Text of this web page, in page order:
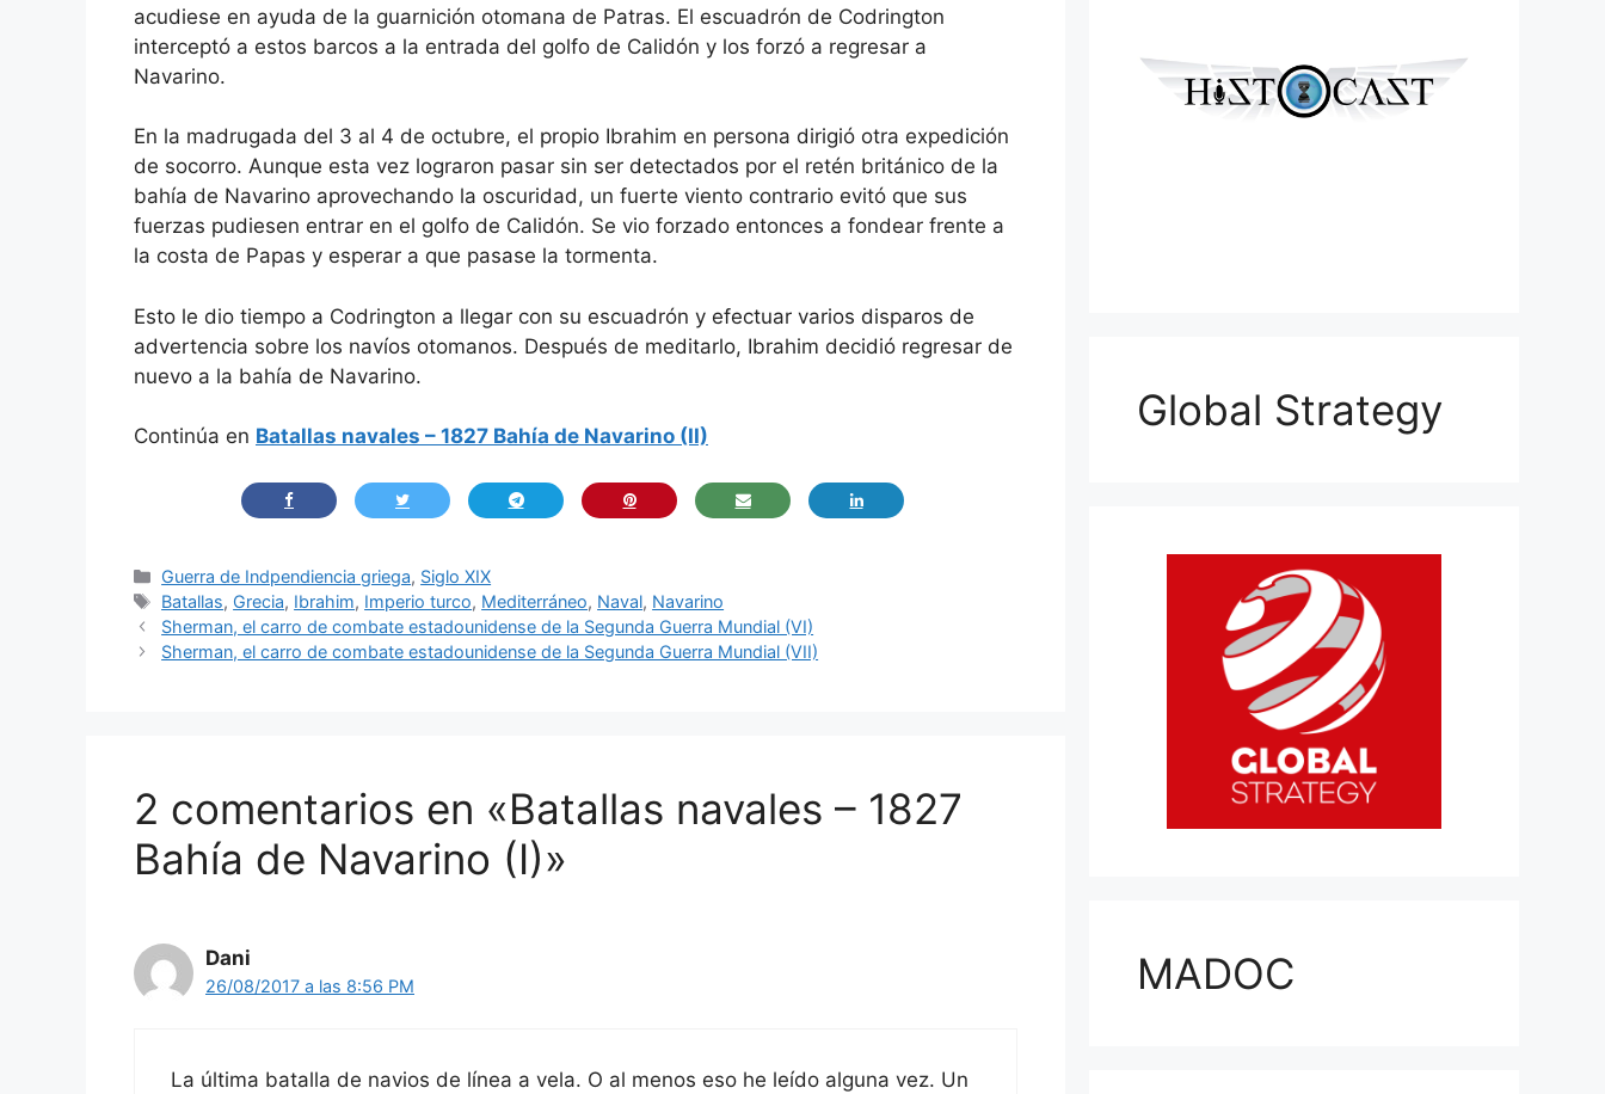
acudiese en ayuda de la guarnición otomana de Patras. El escuadrón de Codrington
interceptó a estos barcos a la entrada del golfo de Calidón y los forzó a regresar a
Navarino.
En la madrugada del 3 al 4 de octubre, el propio Ibrahim en persona dirigió otra expedición
de socorro. Aunque esta vez lograron pasar sin ser detectados por el retén británico de la
bahía de Navarino aprovechando la oscuridad, un fuerte viento contrario evitó que sus
fuerzas pudiesen entrar en el golfo de Calidón. Se vio forzado entonces a fondear frente a
la costa de Papas y esperar a que pasase la tormenta.
Esto le dio tiempo a Codrington a llegar con su escuadrón y efectuar varios disparos de
advertencia sobre los navíos otomanos. Después de meditarlo, Ibrahim decidió regresar de
nuevo a la bahía de Navarino.
Continúa en Batallas navales – 1827 Bahía de Navarino (II)
Categorías
Guerra de Indpendiencia griega, Siglo XIX
Etiquetas
Batallas, Grecia, Ibrahim, Imperio turco, Mediterráneo, Naval, Navarino
Sherman, el carro de combate estadounidense de la Segunda Guerra Mundial (VI)
Sherman, el carro de combate estadounidense de la Segunda Guerra Mundial (VII)
2 comentarios en «Batallas navales – 1827
Bahía de Navarino (I)»
Dani
26/08/2017 a las 8:56 PM
La última batalla de navios de línea a vela. O al menos eso he leído alguna vez. Un
Global Strategy
MADOC